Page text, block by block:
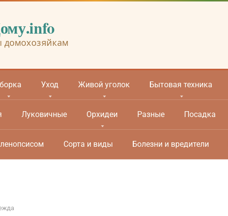
домохозяйкам
Уход Живой уголок Бытовая техника
Луковичные Орхидеи Разные Посадка
Сорта и виды Болезни и вредители